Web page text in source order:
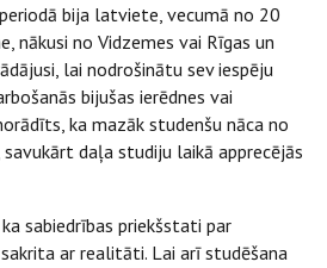
bija latviete, vecumā no 20
nākusi no Vidzemes vai Rīgas un
lai nodrošinātu sev iespēju
bijušas ierēdnes vai
ka mazāk studenšu nāca no
daļa studiju laikā apprecējās
sabiedrības priekšstati par
ar realitāti. Lai arī studēšana